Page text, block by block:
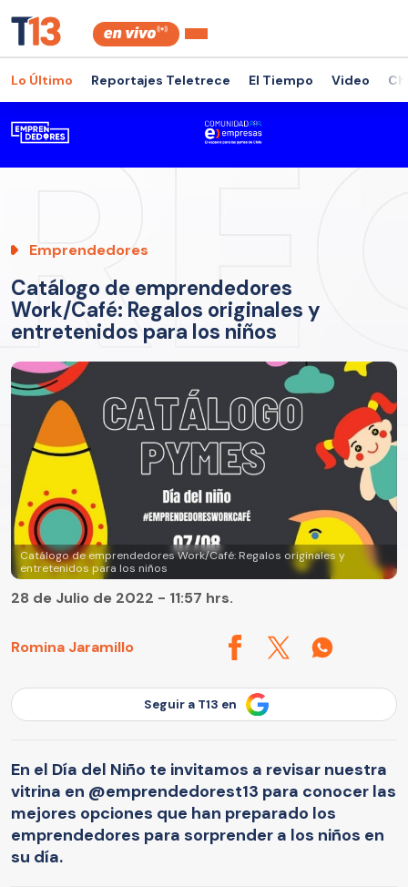
Lo Último Reportajes Teletrece El Tiempo Video
Emprendedores
Catálogo de emprendedores
Work/Café: Regalos originales y
entretenidos para los niños
Catálogo de emprendedores Work/Café: Regalos originales y
entretenidos para los niños
Romina Jaramillo
28 de Julio de 2022 - 11:57 hrs.
Seguir a T13 en
En el Día del Niño te invitamos a revisar nuestra
vitrina en @emprendedorest13 para conocer las
mejores opciones que han preparado los
emprendedores para sorprender a los niños en
su día.